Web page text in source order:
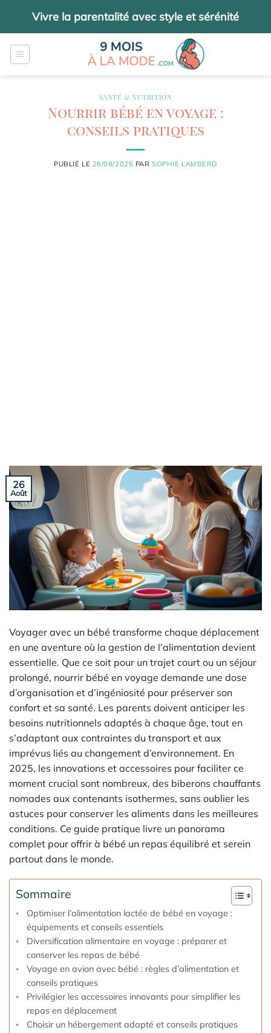
contenu
Vivre la parentalité avec style et sérénité
SANTÉ & NUTRITION
Nourrir bébé en voyage :
conseils pratiques
PUBLIÉ LE 26/08/2025 PARSOPHIE LAMBERD
26
Août
Voyager avec un bébé transforme chaque déplacement
en une aventure où la gestion de l’alimentation devient
essentielle. Que ce soit pour un trajet court ou un séjour
prolongé, nourrir bébé en voyage demande une dose
d’organisation et d’ingéniosité pour préserver son
confort et sa santé. Les parents doivent anticiper les
besoins nutritionnels adaptés à chaque âge, tout en
s’adaptant aux contraintes du transport et aux
imprévus liés au changement d’environnement. En
2025, les innovations et accessoires pour faciliter ce
moment crucial sont nombreux, des biberons chauffants
nomades aux contenants isothermes, sans oublier les
astuces pour conserver les aliments dans les meilleures
conditions. Ce guide pratique livre un panorama
complet pour offrir à bébé un repas équilibré et serein
partout dans le monde.
Sommaire
Optimiser l’alimentation lactée de bébé en voyage :
équipements et conseils essentiels
Diversification alimentaire en voyage : préparer et
conserver les repas de bébé
Voyage en avion avec bébé : règles d’alimentation et
conseils pratiques
Privilégier les accessoires innovants pour simplifier les
repas en déplacement
Choisir un hébergement adapté et conseils pratiques